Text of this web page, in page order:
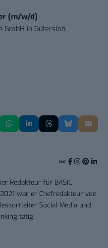
(m/w/d)
GmbH in Gütersloh
Redakteur für BASIC
war er Chefredakteur von
Social Media und
tätig.